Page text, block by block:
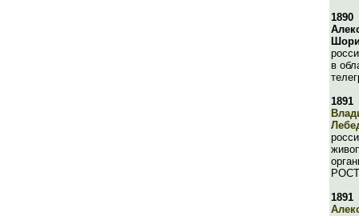
1890
в
1891
1891